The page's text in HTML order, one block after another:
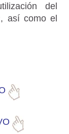
del
así como el